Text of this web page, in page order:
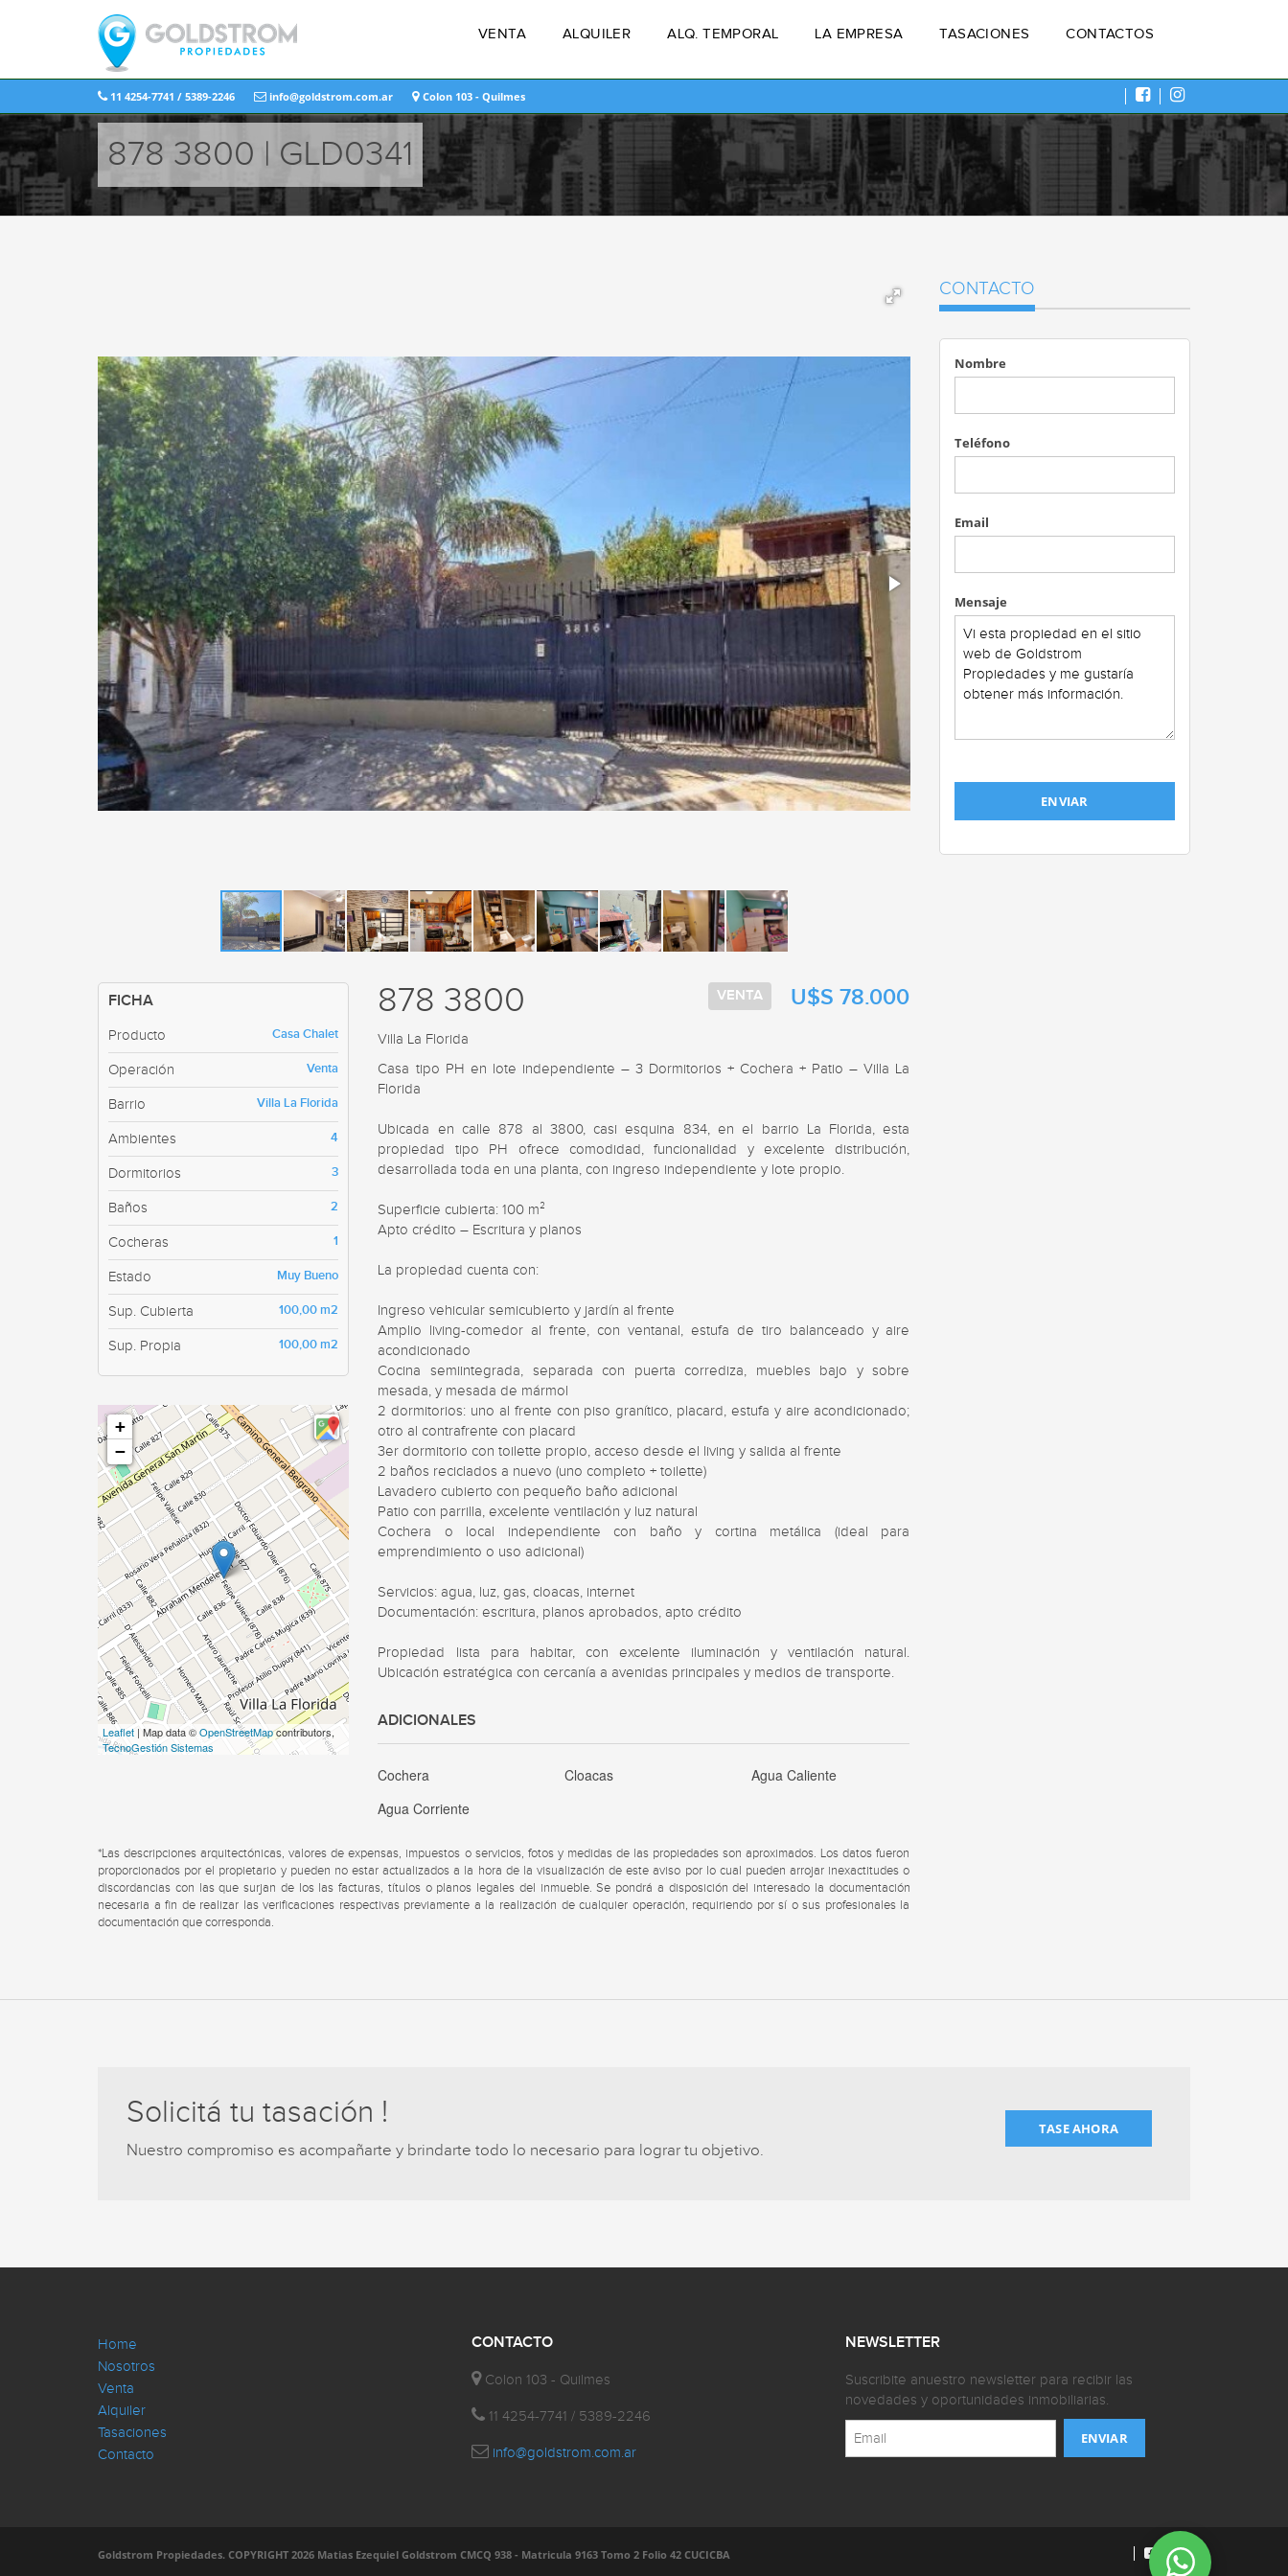
VENTA ALQUILER ALQ. TEMPORAL LA EMPRESA TASACIONES CONTACTOS
11 4254-7741 / 5389-2246 info@goldstrom.com.ar Colon 103 - Quilmes
878 3800 | GLD0341
FICHA
Producto Casa Chalet
Operación Venta
Barrio Villa La Florida
Ambientes 4
Dormitorios 3
Baños 2
Cocheras 1
Estado Muy Bueno
Sup. Cubierta 100,00 m2
Sup. Propia 100,00 m2
+
−
Leaflet | Map data ©OpenStreetMapcontributors,
TecnoGestión Sistemas
U$S 78.000
VENTA
878 3800
Villa La Florida
Casa tipo PH en lote independiente – 3 Dormitorios + Cochera + Patio – Villa La
Florida
Ubicada en calle 878 al 3800, casi esquina 834, en el barrio La Florida, esta
propiedad tipo PH ofrece comodidad, funcionalidad y excelente distribución,
desarrollada toda en una planta, con ingreso independiente y lote propio.
Superficie cubierta: 100 m²
Apto crédito – Escritura y planos
La propiedad cuenta con:
Ingreso vehicular semicubierto y jardín al frente
Amplio living-comedor al frente, con ventanal, estufa de tiro balanceado y aire
acondicionado
Cocina semiintegrada, separada con puerta corrediza, muebles bajo y sobre
mesada, y mesada de mármol
2 dormitorios: uno al frente con piso granítico, placard, estufa y aire acondicionado;
otro al contrafrente con placard
3er dormitorio con toilette propio, acceso desde el living y salida al frente
2 baños reciclados a nuevo (uno completo + toilette)
Lavadero cubierto con pequeño baño adicional
Patio con parrilla, excelente ventilación y luz natural
Cochera o local independiente con baño y cortina metálica (ideal para
emprendimiento o uso adicional)
Servicios: agua, luz, gas, cloacas, internet
Documentación: escritura, planos aprobados, apto crédito
Propiedad lista para habitar, con excelente iluminación y ventilación natural.
Ubicación estratégica con cercanía a avenidas principales y medios de transporte.
ADICIONALES
Cochera Cloacas
Agua Caliente
Agua Corriente
*Las descripciones arquitectónicas, valores de expensas, impuestos o servicios, fotos y medidas de las propiedades son aproximados. Los datos fueron
proporcionados por el propietario y pueden no estar actualizados a la hora de la visualización de este aviso por lo cual pueden arrojar inexactitudes o
discordancias con las que surjan de los las facturas, títulos o planos legales del inmueble. Se pondrá a disposición del interesado la documentación
necesaria a fin de realizar las verificaciones respectivas previamente a la realización de cualquier operación, requiriendo por sí o sus profesionales la
documentación que corresponda.
CONTACTO
Nombre
Teléfono
Email
Mensaje
Solicitá tu tasación !
Nuestro compromiso es acompañarte y brindarte todo lo necesario para lograr tu objetivo.
TASE AHORA
Home
Nosotros
Venta
Alquiler
Tasaciones
Contacto
CONTACTO
Colon 103 - Quilmes
11 4254-7741 / 5389-2246
info@goldstrom.com.ar
NEWSLETTER
Suscribite anuestro newsletter para recibir las
novedades y oportunidades inmobiliarias.
Goldstrom Propiedades. COPYRIGHT 2026 Matias Ezequiel Goldstrom CMCQ 938 - Matricula 9163 Tomo 2 Folio 42 CUCICBA